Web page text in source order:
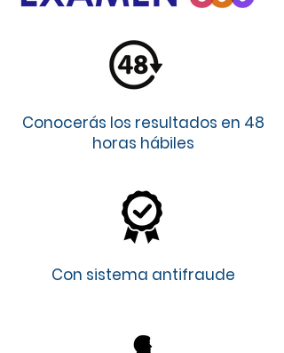
Conocerás los resultados en 48
horas hábiles
Con sistema antifraude